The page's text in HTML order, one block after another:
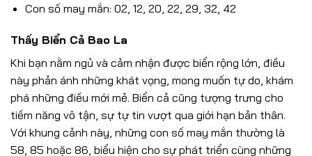
Con số may mắn: 02, 12, 20, 22, 29, 32, 42
Thấy Biển Cả Bao La
Khi bạn nằm ngủ và cảm nhận được biển rộng lớn, điều
này phản ánh những khát vọng, mong muốn tự do, khám
phá những điều mới mẻ. Biển cả cũng tượng trưng cho
tiềm năng vô tận, sự tự tin vượt qua giới hạn bản thân.
Với khung cảnh này, những con số may mắn thường là
58, 85 hoặc 86, biểu hiện cho sự phát triển cùng những